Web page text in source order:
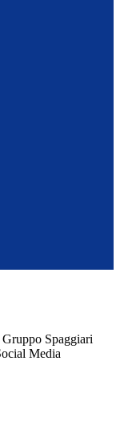
Spaggiari
Media